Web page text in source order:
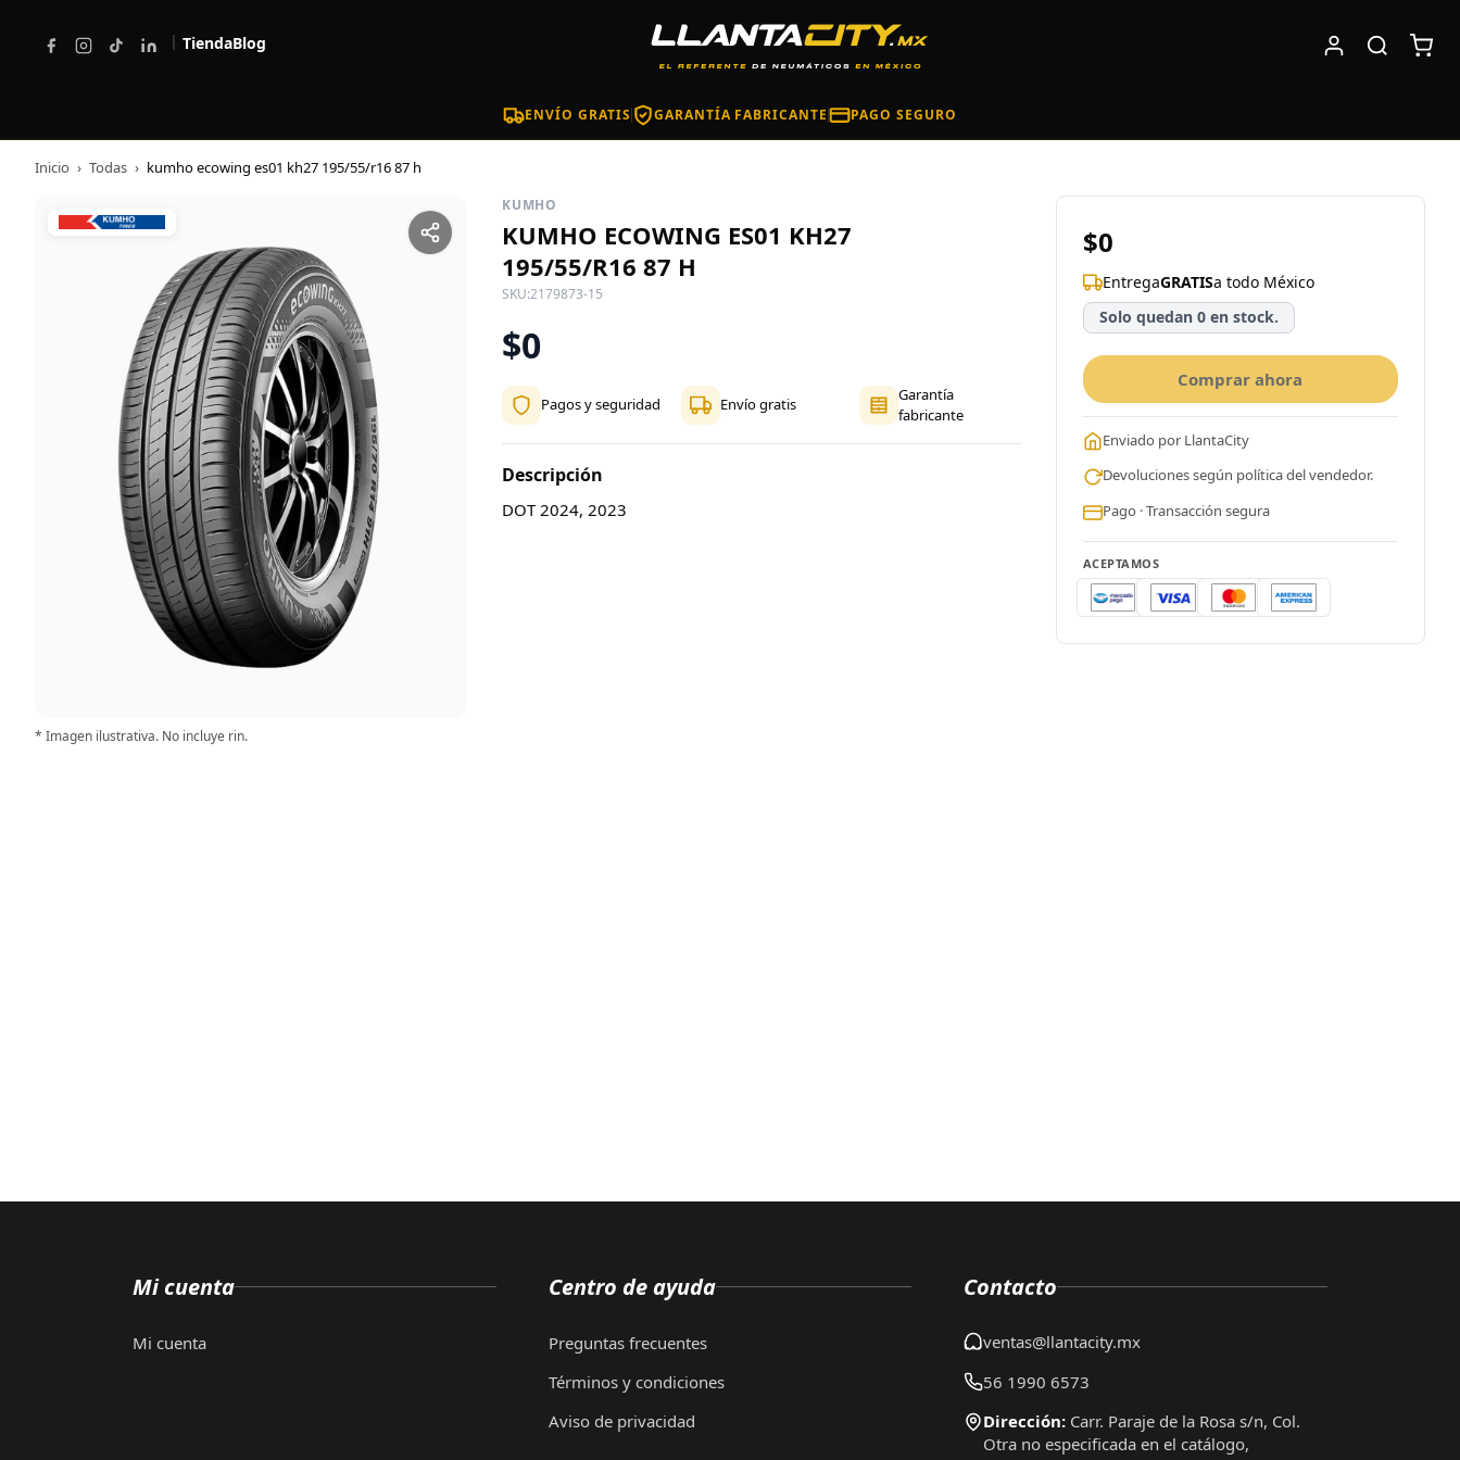
| TiendaBlog
ENVÍO GRATIS GARANTÍA FABRICANTE PAGO SEGURO
Inicio › Todas › kumho ecowing es01 kh27 195/55/r16 87 h
* Imagen ilustrativa. No incluye rin.
KUMHO
KUMHO ECOWING ES01 KH27
195/55/R16 87 H
SKU:2179873-15
$0
Pagos y seguridad Envío gratis
Garantía
fabricante
Descripción
DOT 2024, 2023
$0
EntregaGRATISa todo México
Solo quedan 0 en stock.
Comprar ahora
Enviado por LlantaCity
Devoluciones según política del vendedor.
Pago · Transacción segura
ACEPTAMOS
Mi cuenta
Mi cuenta
Centro de ayuda
Preguntas frecuentes
Términos y condiciones
Aviso de privacidad
Contacto
ventas@llantacity.mx
56 1990 6573
Dirección: Carr. Paraje de la Rosa s/n, Col.
Otra no especificada en el catálogo,